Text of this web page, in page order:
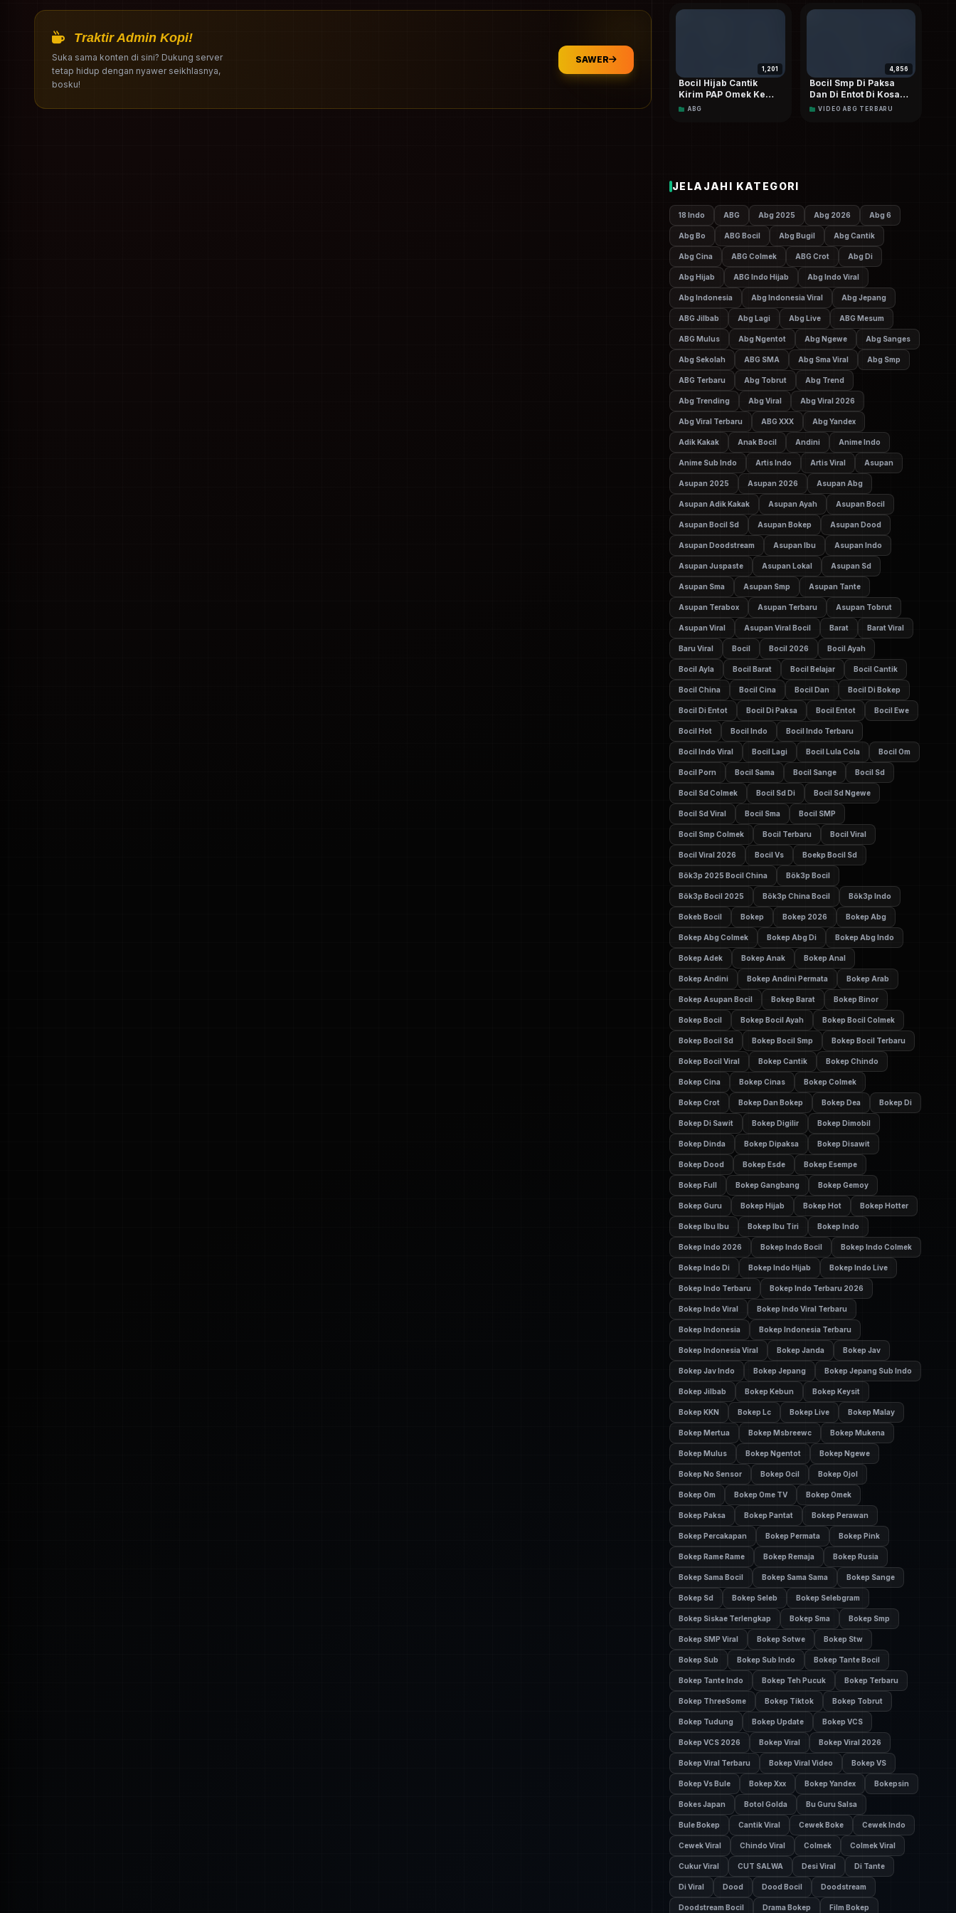
Traktir Admin Kopi!
Suka sama konten di sini? Dukung server
tetap hidup dengan nyawer seikhlasnya,
bosku!
SAWER
1,201
Bocil Hijab Cantik
Kirim PAP Omek Ke
Pacar Walaupun Lagi
ABG
4,856
Bocil Smp Di Paksa
Dan Di Entot Di Kosan
Sama Teman
VIDEO ABG TERBARU
JELAJAHI KATEGORI
18 Indo ABG Abg 2025 Abg 2026 Abg 6
Abg Bo ABG Bocil Abg Bugil Abg Cantik
Abg Cina ABG Colmek ABG Crot Abg Di
Abg Hijab ABG Indo Hijab Abg Indo Viral
Abg Indonesia Abg Indonesia Viral Abg Jepang
ABG Jilbab Abg Lagi Abg Live ABG Mesum
ABG Mulus Abg Ngentot Abg Ngewe Abg Sanges
Abg Sekolah ABG SMA Abg Sma Viral Abg Smp
ABG Terbaru Abg Tobrut Abg Trend
Abg Trending Abg Viral Abg Viral 2026
Abg Viral Terbaru ABG XXX Abg Yandex
Adik Kakak Anak Bocil Andini Anime Indo
Anime Sub Indo Artis Indo Artis Viral Asupan
Asupan 2025 Asupan 2026 Asupan Abg
Asupan Adik Kakak Asupan Ayah Asupan Bocil
Asupan Bocil Sd Asupan Bokep Asupan Dood
Asupan Doodstream Asupan Ibu Asupan Indo
Asupan Juspaste Asupan Lokal Asupan Sd
Asupan Sma Asupan Smp Asupan Tante
Asupan Terabox Asupan Terbaru Asupan Tobrut
Asupan Viral Asupan Viral Bocil Barat Barat Viral
Baru Viral Bocil Bocil 2026 Bocil Ayah
Bocil Ayla Bocil Barat Bocil Belajar Bocil Cantik
Bocil China Bocil Cina Bocil Dan Bocil Di Bokep
Bocil Di Entot Bocil Di Paksa Bocil Entot Bocil Ewe
Bocil Hot Bocil Indo Bocil Indo Terbaru
Bocil Indo Viral Bocil Lagi Bocil Lula Cola Bocil Om
Bocil Porn Bocil Sama Bocil Sange Bocil Sd
Bocil Sd Colmek Bocil Sd Di Bocil Sd Ngewe
Bocil Sd Viral Bocil Sma Bocil SMP
Bocil Smp Colmek Bocil Terbaru Bocil Viral
Bocil Viral 2026 Bocil Vs Boekp Bocil Sd
Bök3p 2025 Bocil China Bök3p Bocil
Bök3p Bocil 2025 Bök3p China Bocil Bök3p Indo
Bokeb Bocil Bokep Bokep 2026 Bokep Abg
Bokep Abg Colmek Bokep Abg Di Bokep Abg Indo
Bokep Adek Bokep Anak Bokep Anal
Bokep Andini Bokep Andini Permata Bokep Arab
Bokep Asupan Bocil Bokep Barat Bokep Binor
Bokep Bocil Bokep Bocil Ayah Bokep Bocil Colmek
Bokep Bocil Sd Bokep Bocil Smp Bokep Bocil Terbaru
Bokep Bocil Viral Bokep Cantik Bokep Chindo
Bokep Cina Bokep Cinas Bokep Colmek
Bokep Crot Bokep Dan Bokep Bokep Dea Bokep Di
Bokep Di Sawit Bokep Digilir Bokep Dimobil
Bokep Dinda Bokep Dipaksa Bokep Disawit
Bokep Dood Bokep Esde Bokep Esempe
Bokep Full Bokep Gangbang Bokep Gemoy
Bokep Guru Bokep Hijab Bokep Hot Bokep Hotter
Bokep Ibu Ibu Bokep Ibu Tiri Bokep Indo
Bokep Indo 2026 Bokep Indo Bocil Bokep Indo Colmek
Bokep Indo Di Bokep Indo Hijab Bokep Indo Live
Bokep Indo Terbaru Bokep Indo Terbaru 2026
Bokep Indo Viral Bokep Indo Viral Terbaru
Bokep Indonesia Bokep Indonesia Terbaru
Bokep Indonesia Viral Bokep Janda Bokep Jav
Bokep Jav Indo Bokep Jepang Bokep Jepang Sub Indo
Bokep Jilbab Bokep Kebun Bokep Keysit
Bokep KKN Bokep Lc Bokep Live Bokep Malay
Bokep Mertua Bokep Msbreewc Bokep Mukena
Bokep Mulus Bokep Ngentot Bokep Ngewe
Bokep No Sensor Bokep Ocil Bokep Ojol
Bokep Om Bokep Ome TV Bokep Omek
Bokep Paksa Bokep Pantat Bokep Perawan
Bokep Percakapan Bokep Permata Bokep Pink
Bokep Rame Rame Bokep Remaja Bokep Rusia
Bokep Sama Bocil Bokep Sama Sama Bokep Sange
Bokep Sd Bokep Seleb Bokep Selebgram
Bokep Siskae Terlengkap Bokep Sma Bokep Smp
Bokep SMP Viral Bokep Sotwe Bokep Stw
Bokep Sub Bokep Sub Indo Bokep Tante Bocil
Bokep Tante Indo Bokep Teh Pucuk Bokep Terbaru
Bokep ThreeSome Bokep Tiktok Bokep Tobrut
Bokep Tudung Bokep Update Bokep VCS
Bokep VCS 2026 Bokep Viral Bokep Viral 2026
Bokep Viral Terbaru Bokep Viral Video Bokep VS
Bokep Vs Bule Bokep Xxx Bokep Yandex Bokepsin
Bokes Japan Botol Golda Bu Guru Salsa
Bule Bokep Cantik Viral Cewek Boke Cewek Indo
Cewek Viral Chindo Viral Colmek Colmek Viral
Cukur Viral CUT SALWA Desi Viral Di Tante
Di Viral Dood Dood Bocil Doodstream
Doodstream Bocil Drama Bokep Film Bokep